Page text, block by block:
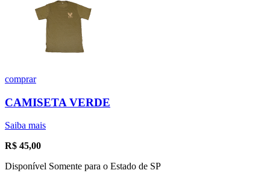
comprar
CAMISETA VERDE
Saiba mais
R$ 45,00
Disponível Somente para o Estado de SP